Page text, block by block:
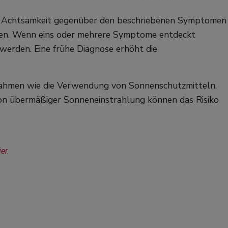
gegenüber den beschriebenen Symptomen
Wenn eins oder mehrere Symptome entdeckt
Eine frühe Diagnose erhöht die
wie die Verwendung von Sonnenschutzmitteln,
übermäßiger Sonneneinstrahlung können das Risiko